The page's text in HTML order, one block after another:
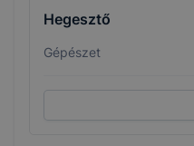
Hegesztő
Gépészet